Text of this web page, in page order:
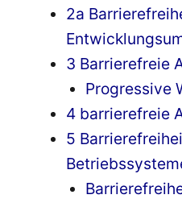
2a
3 Barrierefreie
Progressive
4 barrierefreie
5